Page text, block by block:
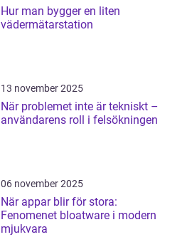
Hur man bygger en liten
vädermätarstation
13 november 2025
När problemet inte är tekniskt –
användarens roll i felsökningen
06 november 2025
När appar blir för stora:
Fenomenet bloatware i modern
mjukvara